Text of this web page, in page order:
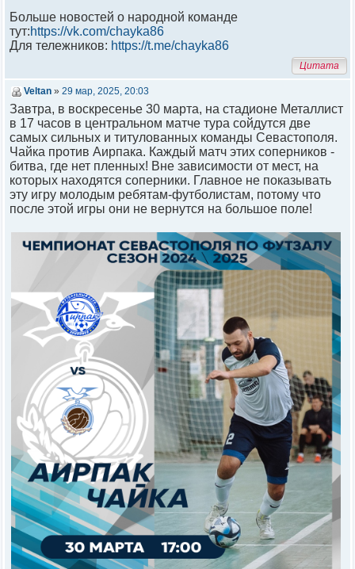
Больше новостей о народной команде
тут:https://vk.com/chayka86
Для тележников: https://t.me/chayka86
Цитата
Veltan » 29 мар, 2025, 20:03
Завтра, в воскресенье 30 марта, на стадионе Металлист
в 17 часов в центральном матче тура сойдутся две
самых сильных и титулованных команды Севастополя.
Чайка против Аирпака. Каждый матч этих соперников -
битва, где нет пленных! Вне зависимости от мест, на
которых находятся соперники. Главное не показывать
эту игру молодым ребятам-футболистам, потому что
после этой игры они не вернутся на большое поле!